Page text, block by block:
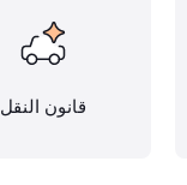
قانون النقل